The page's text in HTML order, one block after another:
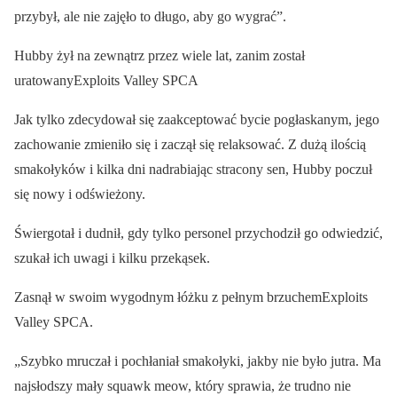
przybył, ale nie zajęło to długo, aby go wygrać”.
Hubby żył na zewnątrz przez wiele lat, zanim został
uratowanyExploits Valley SPCA
Jak tylko zdecydował się zaakceptować bycie pogłaskanym, jego
zachowanie zmieniło się i zaczął się relaksować. Z dużą ilością
smakołyków i kilka dni nadrabiając stracony sen, Hubby poczuł
się nowy i odświeżony.
Świergotał i dudnił, gdy tylko personel przychodził go odwiedzić,
szukał ich uwagi i kilku przekąsek.
Zasnął w swoim wygodnym łóżku z pełnym brzuchemExploits
Valley SPCA.
„Szybko mruczał i pochłaniał smakołyki, jakby nie było jutra. Ma
najsłodszy mały squawk meow, który sprawia, że trudno nie